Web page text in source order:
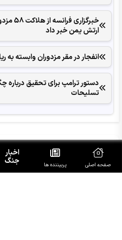
ارتش یمن خبر داد
انفجار در مقر مزدوران وابسته
دستور ترامپ برای تحقیق درباره
تسلیحات
آخرین خبرهای روز
سپاه: رسانه‌های انقلابی در
صفحه اصلی پربیننده ها
اخبار
جنگ